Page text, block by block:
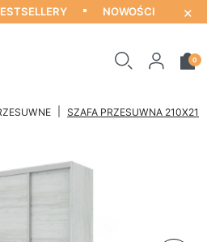
NOWOŚCI ×
0
SZAFA PRZESUWNA